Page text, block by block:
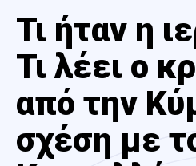
Τι ήταν η
Τι λέει ο
από την
σχέση με